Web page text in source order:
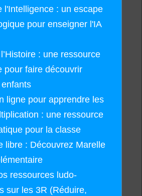
l'Intelligence : un escape
pour enseigner l'IA
: une ressource
pour faire découvrir
enfants
ligne pour apprendre les
: une ressource
pour la classe
libre : Découvrez Marelle
ressources ludo-
sur les 3R (Réduire,